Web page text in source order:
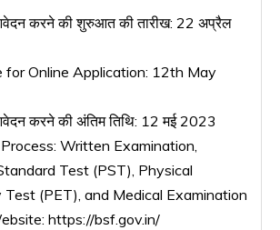
करने की शुरुआत की तारीख: 22 अप्रैल
for Online Application: 12th May
करने की अंतिम तिथि: 12 मई 2023
Written Examination,
Test (PST), Physical
Test (PET), and Medical Examination
https://bsf.gov.in/